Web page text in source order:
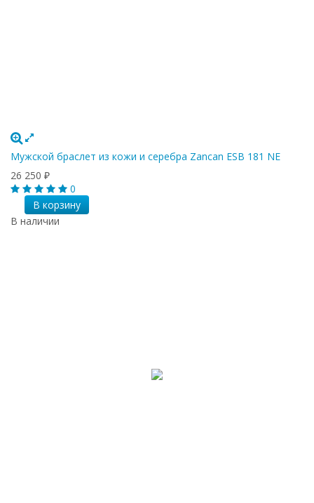
Мужской браслет из кожи и серебра Zancan ESB 181 NE
26 250 ₽
0
В корзину
В наличии